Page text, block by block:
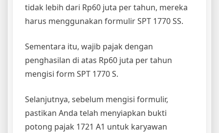
tidak lebih dari Rp60 juta per tahun, mereka
harus menggunakan formulir SPT 1770 SS.
Sementara itu, wajib pajak dengan
penghasilan di atas Rp60 juta per tahun
mengisi form SPT 1770 S.
Selanjutnya, sebelum mengisi formulir,
pastikan Anda telah menyiapkan bukti
potong pajak 1721 A1 untuk karyawan